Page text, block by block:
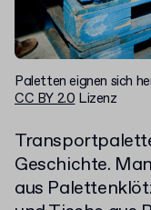
Paletten eignen sich
CC BY 2.0 Lizenz
Geschichte.
aus